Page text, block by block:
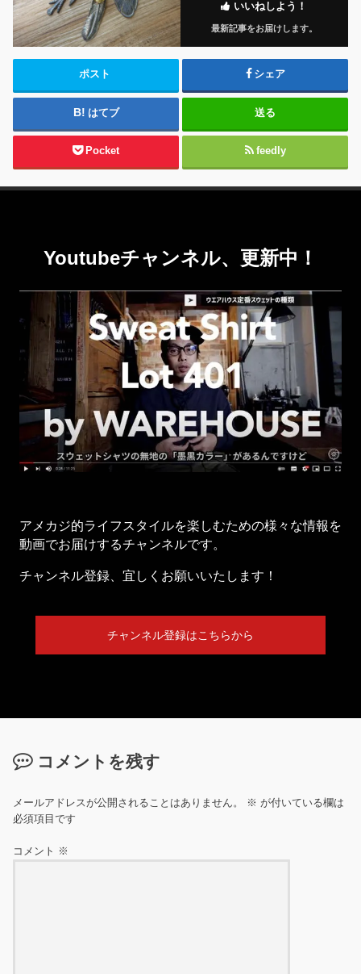
いいねしよう！
最新記事をお届けします。
ポスト シェア
はてブ 送る
Pocket feedly
Youtubeチャンネル、更新中！
アメカジ的ライフスタイルを楽しむための様々な情報を
動画でお届けするチャンネルです。
チャンネル登録、宜しくお願いいたします！
チャンネル登録はこちらから
コメントを残す
メールアドレスが公開されることはありません。 ※ が付いている欄は
必須項目です
コメント ※